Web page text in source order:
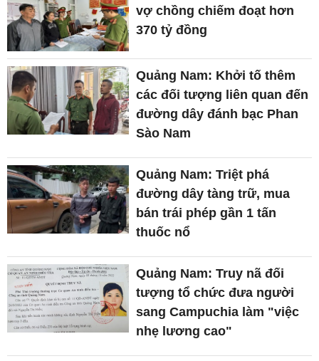
vợ chồng chiếm đoạt hơn
370 tỷ đồng
Quảng Nam: Khởi tố thêm
các đối tượng liên quan đến
đường dây đánh bạc Phan
Sào Nam
Quảng Nam: Triệt phá
đường dây tàng trữ, mua
bán trái phép gần 1 tấn
thuốc nổ
Quảng Nam: Truy nã đối
tượng tổ chức đưa người
sang Campuchia làm "việc
nhẹ lương cao"